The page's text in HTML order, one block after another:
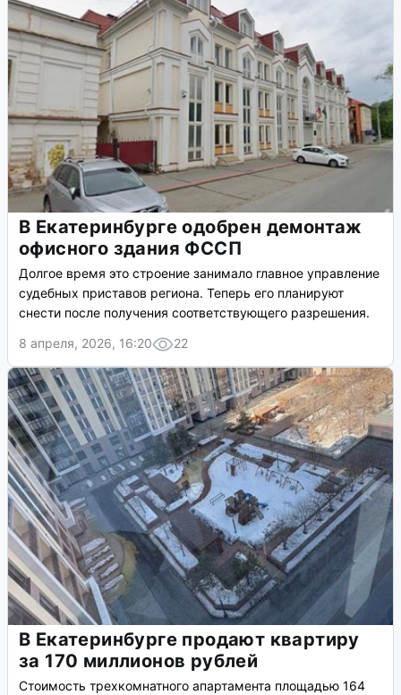
В Екатеринбурге одобрен демонтаж
офисного здания ФССП
Долгое время это строение занимало главное управление
судебных приставов региона. Теперь его планируют
снести после получения соответствующего разрешения.
8 апреля, 2026, 16:20
22
В Екатеринбурге продают квартиру
за 170 миллионов рублей
Стоимость трехкомнатного апартамента площадью 164